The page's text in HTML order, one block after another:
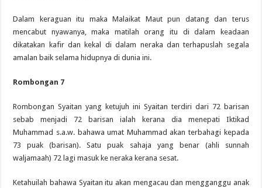
Dalam keraguan itu maka Malaikat Maut pun datang dan terus
mencabut nyawanya, maka matilah orang itu di dalam keadaan
dikatakan kafir dan kekal di dalam neraka dan terhapuslah segala
amalan baik selama hidupnya di dunia ini.
Rombongan 7
Rombongan Syaitan yang ketujuh ini Syaitan terdiri dari 72 barisan
sebab menjadi 72 barisan ialah kerana dia menepati Iktikad
Muhammad s.a.w. bahawa umat Muhammad akan terbahagi kepada
73 puak (barisan). Satu puak sahaja yang benar (ahli sunnah
waljamaah) 72 lagi masuk ke neraka kerana sesat.
Ketahuilah bahawa Syaitan itu akan mengacau dan mengganggu anak